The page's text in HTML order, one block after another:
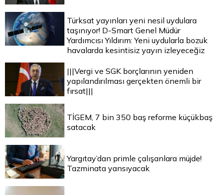
Türksat yayınları yeni nesil uydulara
taşınıyor! D-Smart Genel Müdür
Yardımcısı Yıldırım: Yeni uydularla bozuk
havalarda kesintisiz yayın izleyeceğiz
|||Vergi ve SGK borçlarının yeniden
yapılandırılması gerçekten önemli bir
fırsat|||
TİGEM, 7 bin 350 baş reforme küçükbaş
satacak
Yargıtay’dan primle çalışanlara müjde!
Tazminata yansıyacak